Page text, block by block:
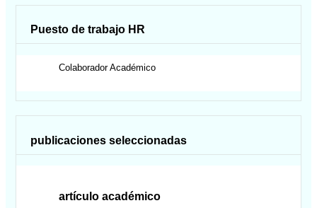
Puesto de trabajo HR
Colaborador Académico
publicaciones seleccionadas
artículo académico